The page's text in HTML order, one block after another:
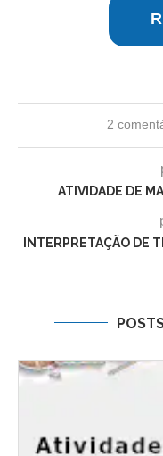
2
ATIVIDADE DE
INTERPRETAÇÃO DE